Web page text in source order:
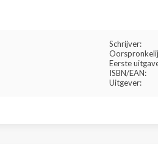
Schrijver:
Eerste
ISBN/EAN:
Uitgever: